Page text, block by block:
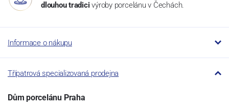
dlouhou tradici výroby porcelánu v Čechách.
Informace o nákupu
Třípatrová specializovaná prodejna
Dům porcelánu Praha